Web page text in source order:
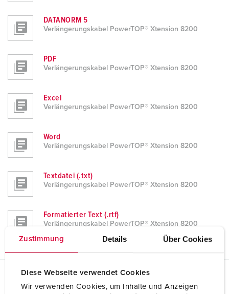
Zustimmung Details Über Cookies
Diese Webseite verwendet Cookies
Wir verwenden Cookies, um Inhalte und Anzeigen
DATANORM 5
Verlängerungskabel PowerTOP® Xtension 8200
PDF
Verlängerungskabel PowerTOP® Xtension 8200
Excel
Verlängerungskabel PowerTOP® Xtension 8200
Word
Verlängerungskabel PowerTOP® Xtension 8200
Textdatei (.txt)
Verlängerungskabel PowerTOP® Xtension 8200
Formatierter Text (.rtf)
Verlängerungskabel PowerTOP® Xtension 8200
Planungsdaten & Downloads